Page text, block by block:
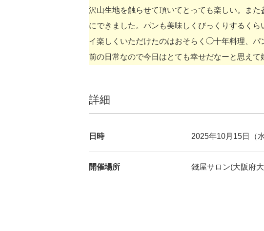
沢山生地を触らせて頂いてとっても楽しい。ま
にできました。パンも美味しくびっくりするく
イ楽しくいただけたのはおそらく◯十年料理、パ
前の日常なので今日はとても幸せだなーと思え
詳細
日時 2025年10月15日（
開催場所 錢屋サロン(大阪府